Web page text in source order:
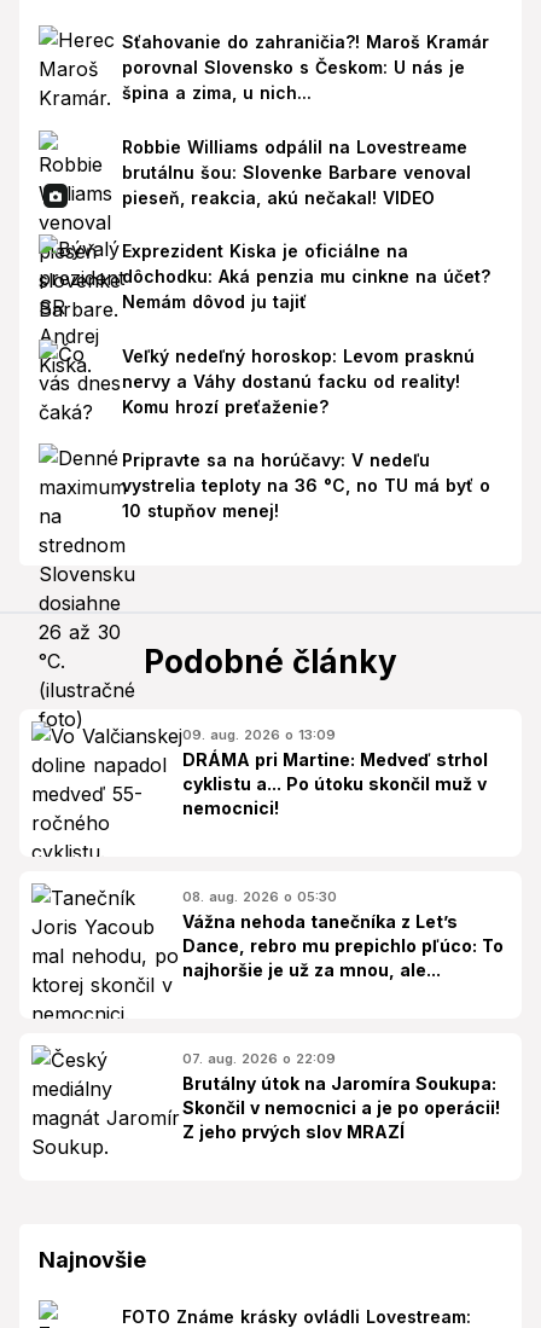
Sťahovanie do zahraničia?! Maroš Kramár
porovnal Slovensko s Českom: U nás je
špina a zima, u nich...
Robbie Williams odpálil na Lovestreame
brutálnu šou: Slovenke Barbare venoval
pieseň, reakcia, akú nečakal! VIDEO
Exprezident Kiska je oficiálne na
dôchodku: Aká penzia mu cinkne na účet?
Nemám dôvod ju tajiť
Veľký nedeľný horoskop: Levom prasknú
nervy a Váhy dostanú facku od reality!
Komu hrozí preťaženie?
Pripravte sa na horúčavy: V nedeľu
vystrelia teploty na 36 °C, no TU má byť o
10 stupňov menej!
Podobné články
09. aug. 2026 o 13:09
DRÁMA pri Martine: Medveď strhol
cyklistu a... Po útoku skončil muž v
nemocnici!
08. aug. 2026 o 05:30
Vážna nehoda tanečníka z Let’s
Dance, rebro mu prepichlo pľúco: To
najhoršie je už za mnou, ale...
07. aug. 2026 o 22:09
Brutálny útok na Jaromíra Soukupa:
Skončil v nemocnici a je po operácii!
Z jeho prvých slov MRAZÍ
Najnovšie
FOTO Známe krásky ovládli Lovestream: